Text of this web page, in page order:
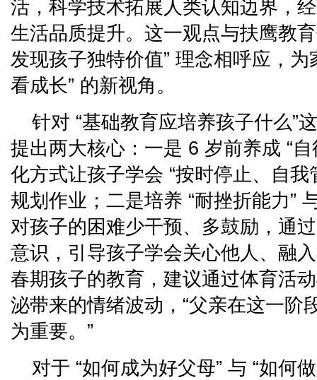
活，科学技术拓展人类认知边界，
生活品质提升。这一观点与扶鹰教
发现孩子独特价值” 理念相呼应，为
看成长” 的新视角。
针对 “基础教育应培养孩子什么”
提出两大核心：一是 6 岁前养成 “
化方式让孩子学会 “按时停止、自我
规划作业；二是培养 “耐挫折能力”
对孩子的困难少干预、多鼓励，通
意识，引导孩子学会关心他人、融
春期孩子的教育，建议通过体育活
泌带来的情绪波动，“父亲在这一阶
为重要。”
对于 “如何成为好父母” 与 “如何